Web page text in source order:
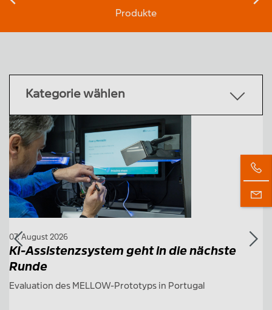
Produkte
Kategorie wählen
07. August 2026
KI-Assistenzsystem geht in die nächste
Runde
Evaluation des MELLOW-Prototyps in Portugal